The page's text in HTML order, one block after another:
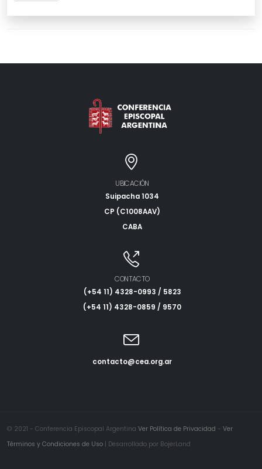
UBICACIÓN
Suipacha 1034
CP (C1008AAV)
CABA
CONTACTO
(+54 11) 4328-0993 / 5823
(+54 11) 4328-0859 / 9570
contacto@cea.org.ar
© 2021 - Conferencia Episcopal Argentina Ver Política de Privacidad - Ver
Términos y Condiciones de Uso | Desarrollado por BojerLand